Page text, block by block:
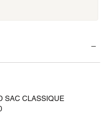
SAC CLASSIQUE